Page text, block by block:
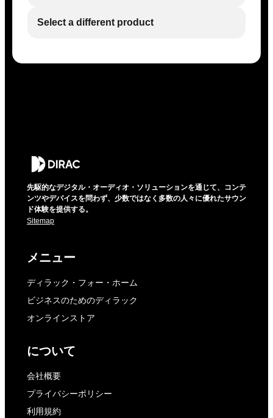
Select a different product
先駆的なデジタル・オーディオ・ソリューションを通じて、コンテ
ンツやデバイスを問わず、少数ではなく多数の人々に優れたサウン
ド体験を提供する。
Sitemap
メニュー
ディラック・フォー・ホーム
ビジネスのためのディラック
オンラインストア
について
会社概要
プライバシーポリシー
利用規約